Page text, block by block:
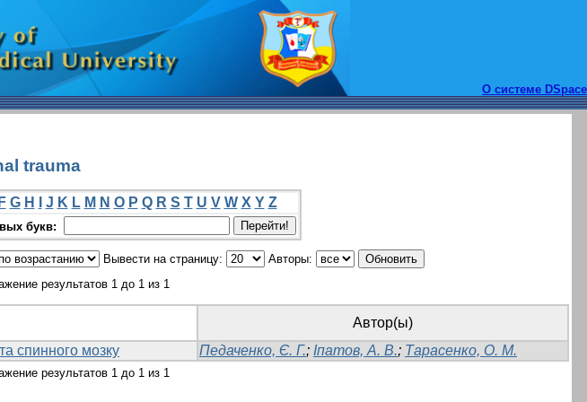
О системе DSpace
trauma
F G H J K L M N O P Q R S T U V W X Y Z
букв:
Вывести на страницу:
Авторы:
результатов 1 до 1 из 1
Автор(ы)
спинного мозку Педаченко, Є. Г.; Іпатов, А. В.; Тарасенко, О. М.
результатов 1 до 1 из 1